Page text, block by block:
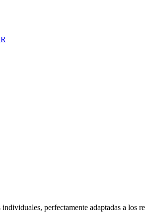
perfectamente adaptadas a los